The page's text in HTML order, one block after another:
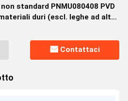
standard PNMU080408 PVD
duri (escl. leghe ad alta
Contattaci